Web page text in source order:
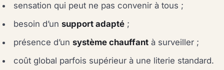
sensation qui peut ne pas convenir à tous ;
besoin d’unsupport adapté ;
présence d’unsystème chauffant à surveiller ;
coût global parfois supérieur à une literie standard.